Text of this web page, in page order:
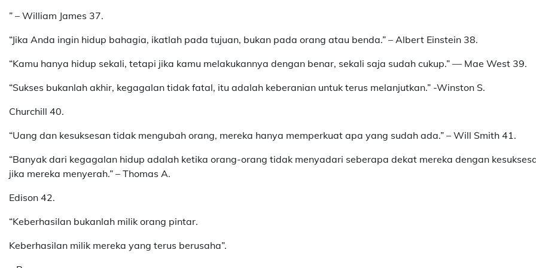
” – William James 37.
“Jika Anda ingin hidup bahagia, ikatlah pada tujuan, bukan pada orang atau benda.” – Albert Einstein 38.
“Kamu hanya hidup sekali, tetapi jika kamu melakukannya dengan benar, sekali saja sudah cukup.” — Mae West 39.
“Sukses bukanlah akhir, kegagalan tidak fatal, itu adalah keberanian untuk terus melanjutkan.” -Winston S.
Churchill 40.
“Uang dan kesuksesan tidak mengubah orang, mereka hanya memperkuat apa yang sudah ada.” – Will Smith 41.
“Banyak dari kegagalan hidup adalah ketika orang-orang tidak menyadari seberapa dekat mereka dengan
jika mereka menyerah.” – Thomas A.
Edison 42.
“Keberhasilan bukanlah milik orang pintar.
Keberhasilan milik mereka yang terus berusaha”.